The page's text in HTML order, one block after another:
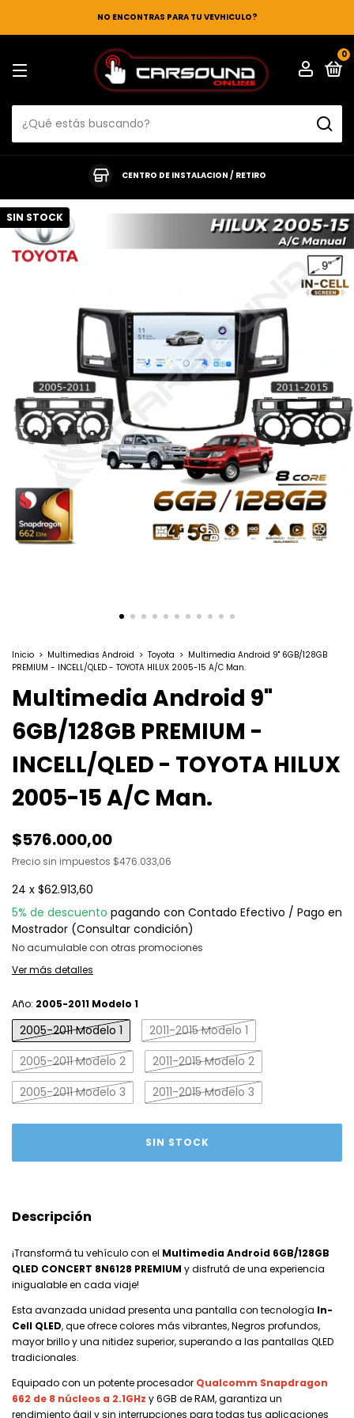
NO ENCONTRAS PARA TU VEVHICULO?
0
CENTRO DE INSTALACION / RETIRO
SIN STOCK
Inicio > Multimedias Android > Toyota > Multimedia Android 9" 6GB/128GB
PREMIUM - INCELL/QLED - TOYOTA HILUX 2005-15 A/C Man.
Multimedia Android 9"
6GB/128GB PREMIUM -
INCELL/QLED - TOYOTA HILUX
2005-15 A/C Man.
$576.000,00
Precio sin impuestos $476.033,06
24 x $62.913,60
5% de descuento pagando con Contado Efectivo / Pago en
Mostrador (Consultar condición)
No acumulable con otras promociones
Ver más detalles
Año: 2005-2011 Modelo 1
2005-2011 Modelo 1
2011-2015 Modelo 1
2005-2011 Modelo 2
2011-2015 Modelo 2
2005-2011 Modelo 3
2011-2015 Modelo 3
Descripción
¡Transformá tu vehículo con el Multimedia Android 6GB/128GB
QLED CONCERT 8N6128 PREMIUM y disfrutá de una experiencia
inigualable en cada viaje!
Esta avanzada unidad presenta una pantalla con tecnología In-
Cell QLED, que ofrece colores más vibrantes, Negros profundos,
mayor brillo y una nitidez superior, superando a las pantallas QLED
tradicionales.
Equipado con un potente procesador Qualcomm Snapdragon
662 de 8 núcleos a 2.1GHz y 6GB de RAM, garantiza un
rendimiento ágil y sin interrupciones para todas tus aplicaciones